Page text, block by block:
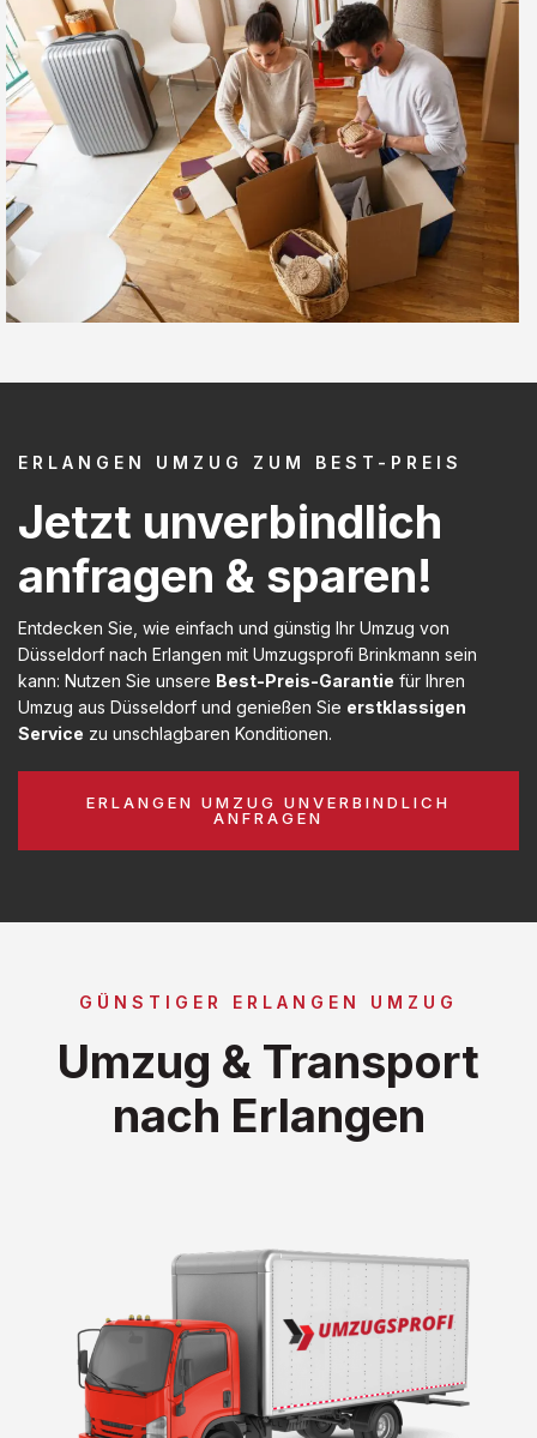
ERLANGEN UMZUG ZUM BEST-PREIS
Jetzt unverbindlich
anfragen & sparen!
Entdecken Sie, wie einfach und günstig Ihr Umzug von
Düsseldorf nach Erlangen mit Umzugsprofi Brinkmann sein
kann: Nutzen Sie unsere Best-Preis-Garantie für Ihren
Umzug aus Düsseldorf und genießen Sie erstklassigen
Service zu unschlagbaren Konditionen.
ERLANGEN UMZUG UNVERBINDLICH
ANFRAGEN
GÜNSTIGER ERLANGEN UMZUG
Umzug & Transport
nach Erlangen